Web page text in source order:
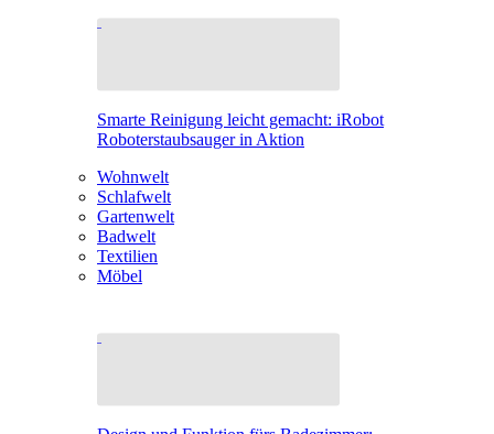
Smarte Reinigung leicht gemacht: iRobot
Roboterstaubsauger in Aktion
Wohnwelt
Schlafwelt
Gartenwelt
Badwelt
Textilien
Möbel